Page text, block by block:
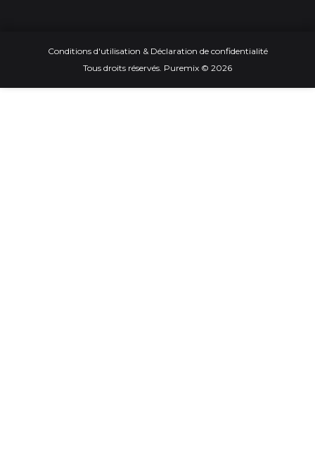
Conditions d'utilisation & Déclaration de confidentialité
Tous droits réservés. Puremix © 2026